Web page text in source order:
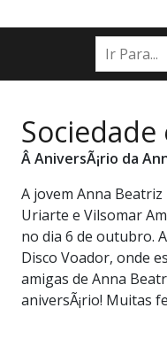
INÍCIO
Â AniversÃ¡rio da
A jovem Anna
Uriarte e Vilsomar
no dia 6 de outubro.
Disco Voador, onde
amigas de Anna
aniversÃ¡rio! Muitas